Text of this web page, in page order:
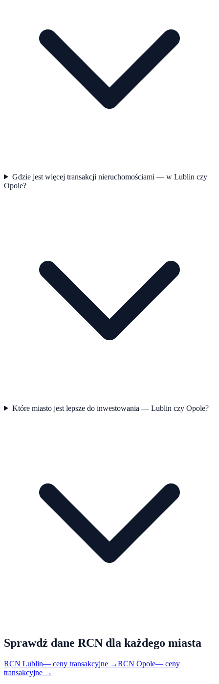
Gdzie jest więcej transakcji nieruchomościami — w Lublin czy
Opole?
Które miasto jest lepsze do inwestowania — Lublin czy Opole?
Sprawdź dane RCN dla każdego miasta
RCN Lublin— ceny transakcyjne →RCN Opole— ceny
transakcyjne →